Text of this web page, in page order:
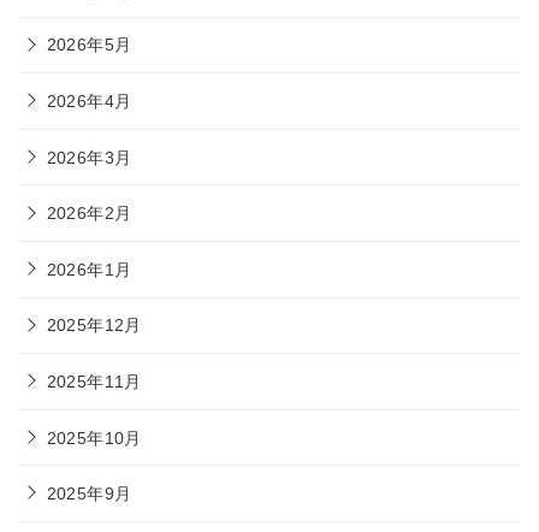
2026年5月
2026年4月
2026年3月
2026年2月
2026年1月
2025年12月
2025年11月
2025年10月
2025年9月